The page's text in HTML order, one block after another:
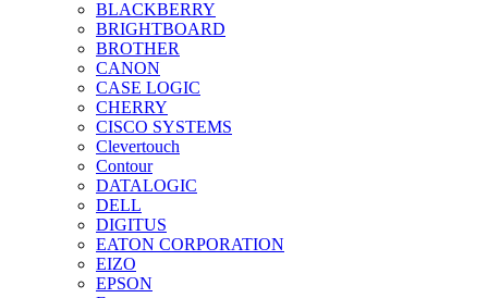
BLACKBERRY
BRIGHTBOARD
BROTHER
CANON
CASE LOGIC
CHERRY
CISCO SYSTEMS
Clevertouch
Contour
DATALOGIC
DELL
DIGITUS
EATON CORPORATION
EIZO
EPSON